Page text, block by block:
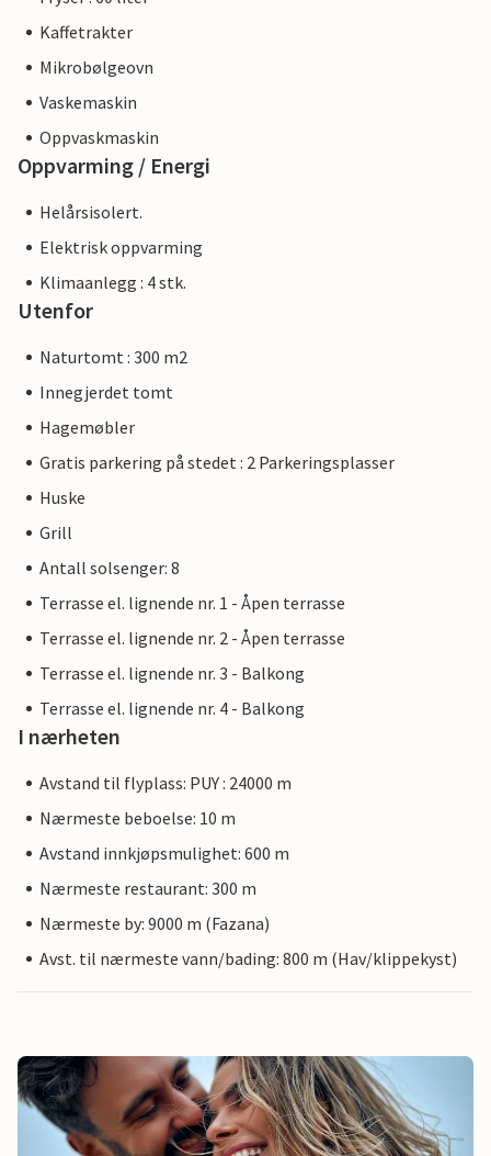
Kaffetrakter
Mikrobølgeovn
Vaskemaskin
Oppvaskmaskin
Oppvarming / Energi
Helårsisolert.
Elektrisk oppvarming
Klimaanlegg : 4 stk.
Utenfor
Naturtomt : 300 m2
Innegjerdet tomt
Hagemøbler
Gratis parkering på stedet : 2 Parkeringsplasser
Huske
Grill
Antall solsenger: 8
Terrasse el. lignende nr. 1 - Åpen terrasse
Terrasse el. lignende nr. 2 - Åpen terrasse
Terrasse el. lignende nr. 3 - Balkong
Terrasse el. lignende nr. 4 - Balkong
I nærheten
Avstand til flyplass: PUY : 24000 m
Nærmeste beboelse: 10 m
Avstand innkjøpsmulighet: 600 m
Nærmeste restaurant: 300 m
Nærmeste by: 9000 m (Fazana)
Avst. til nærmeste vann/bading: 800 m (Hav/klippekyst)